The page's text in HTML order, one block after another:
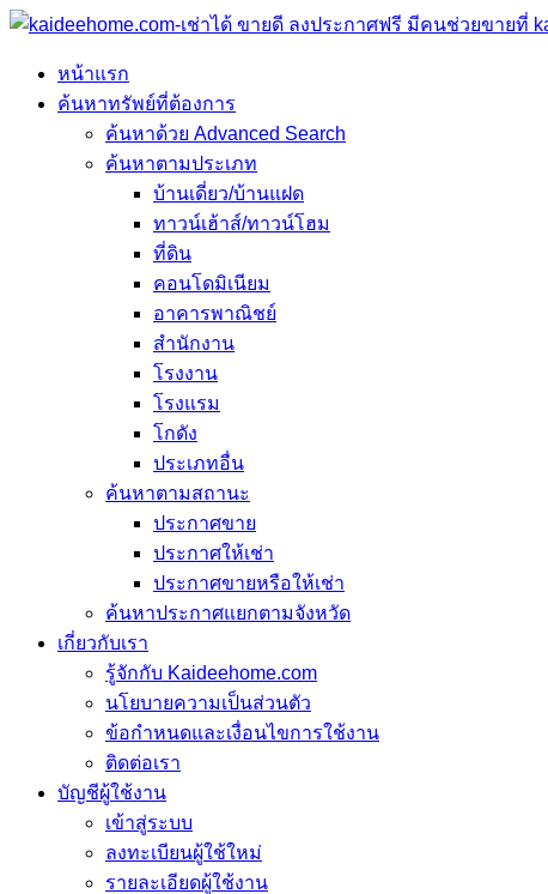
หน้าแรก
ค้นหาทรัพย์ที่ต้องการ
ค้นหาด้วย Advanced Search
ค้นหาตามประเภท
บ้านเดี่ยว/บ้านแฝด
ทาวน์เฮ้าส์/ทาวน์โฮม
ที่ดิน
คอนโดมิเนียม
อาคารพาณิชย์
สำนักงาน
โรงงาน
โรงแรม
โกดัง
ประเภทอื่น
ค้นหาตามสถานะ
ประกาศขาย
ประกาศให้เช่า
ประกาศขายหรือให้เช่า
ค้นหาประกาศแยกตามจังหวัด
เกี่ยวกับเรา
รู้จักกับ Kaideehome.com
นโยบายความเป็นส่วนตัว
ข้อกำหนดและเงื่อนไขการใช้งาน
ติดต่อเรา
บัญชีผู้ใช้งาน
เข้าสู่ระบบ
ลงทะเบียนผู้ใช้ใหม่
รายละเอียดผู้ใช้งาน